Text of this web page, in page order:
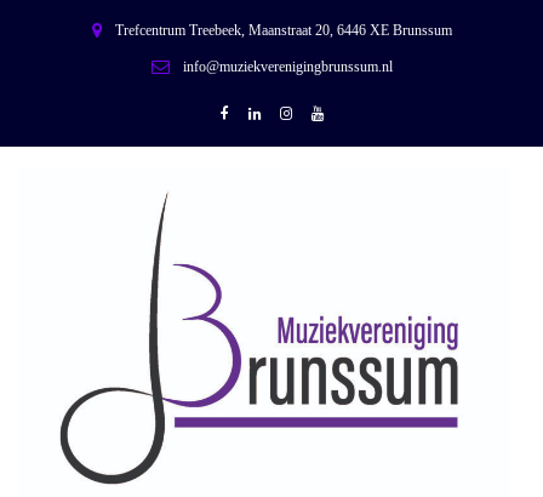
Trefcentrum Treebeek, Maanstraat 20, 6446 XE Brunssum
info@muziekverenigingbrunssum.nl